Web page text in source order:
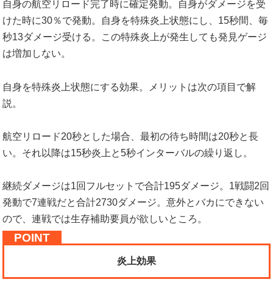
自身の航空リロード完了時に確定発動。自身がダメージを受
けた時に30％で発動。自身を特殊炎上状態にし、15秒間、毎
秒13ダメージ受ける。この特殊炎上が発生しても発見ゲージ
は増加しない。
自身を特殊炎上状態にする効果。メリットは次の項目で解
説。
航空リロード20秒とした場合、最初の待ち時間は20秒と長
い。それ以降は15秒炎上と5秒インターバルの繰り返し。
継続ダメージは1回フルセットで合計195ダメージ。1戦闘2回
発動で7連戦だと合計2730ダメージ。意外とバカにできない
ので、連戦では生存補助要員が欲しいところ。
炎上効果